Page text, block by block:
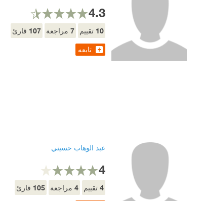
4.3
10 تقييم 7 مراجعة 107 قارئ
تابعه
عبد الوهاب حسيني
4
4 تقييم 4 مراجعة 105 قارئ